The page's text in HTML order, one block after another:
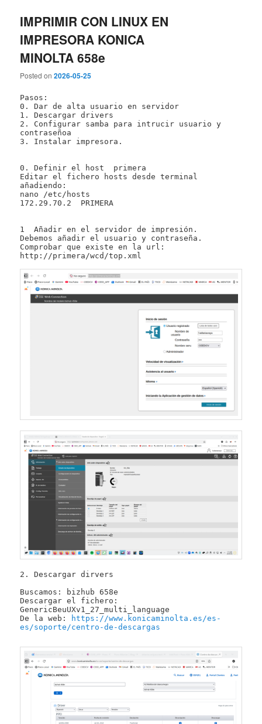
IMPRIMIR CON LINUX EN
IMPRESORA KONICA
MINOLTA 658e
Posted on2026-05-25
Pasos:
0. Dar de alta usuario en servidor
1. Descargar drivers
2. Configurar samba para intrucir usuario y
contraseñoa
3. Instalar impresora.
0. Definir el host  primera
Editar el fichero hosts desde terminal
añadiendo:
nano /etc/hosts
172.29.70.2  PRIMERA
1  Añadir en el servidor de impresión.
Debemos añadir el usuario y contraseña.
Comprobar que existe en la url:
http://primera/wcd/top.xml
2. Descargar dirvers
Buscamos: bizhub 658e
Descargar el fichero:
GenericBeuUXv1_27_multi_language
De la web:
https://www.konicaminolta.es/es-
es/soporte/centro-de-descargas